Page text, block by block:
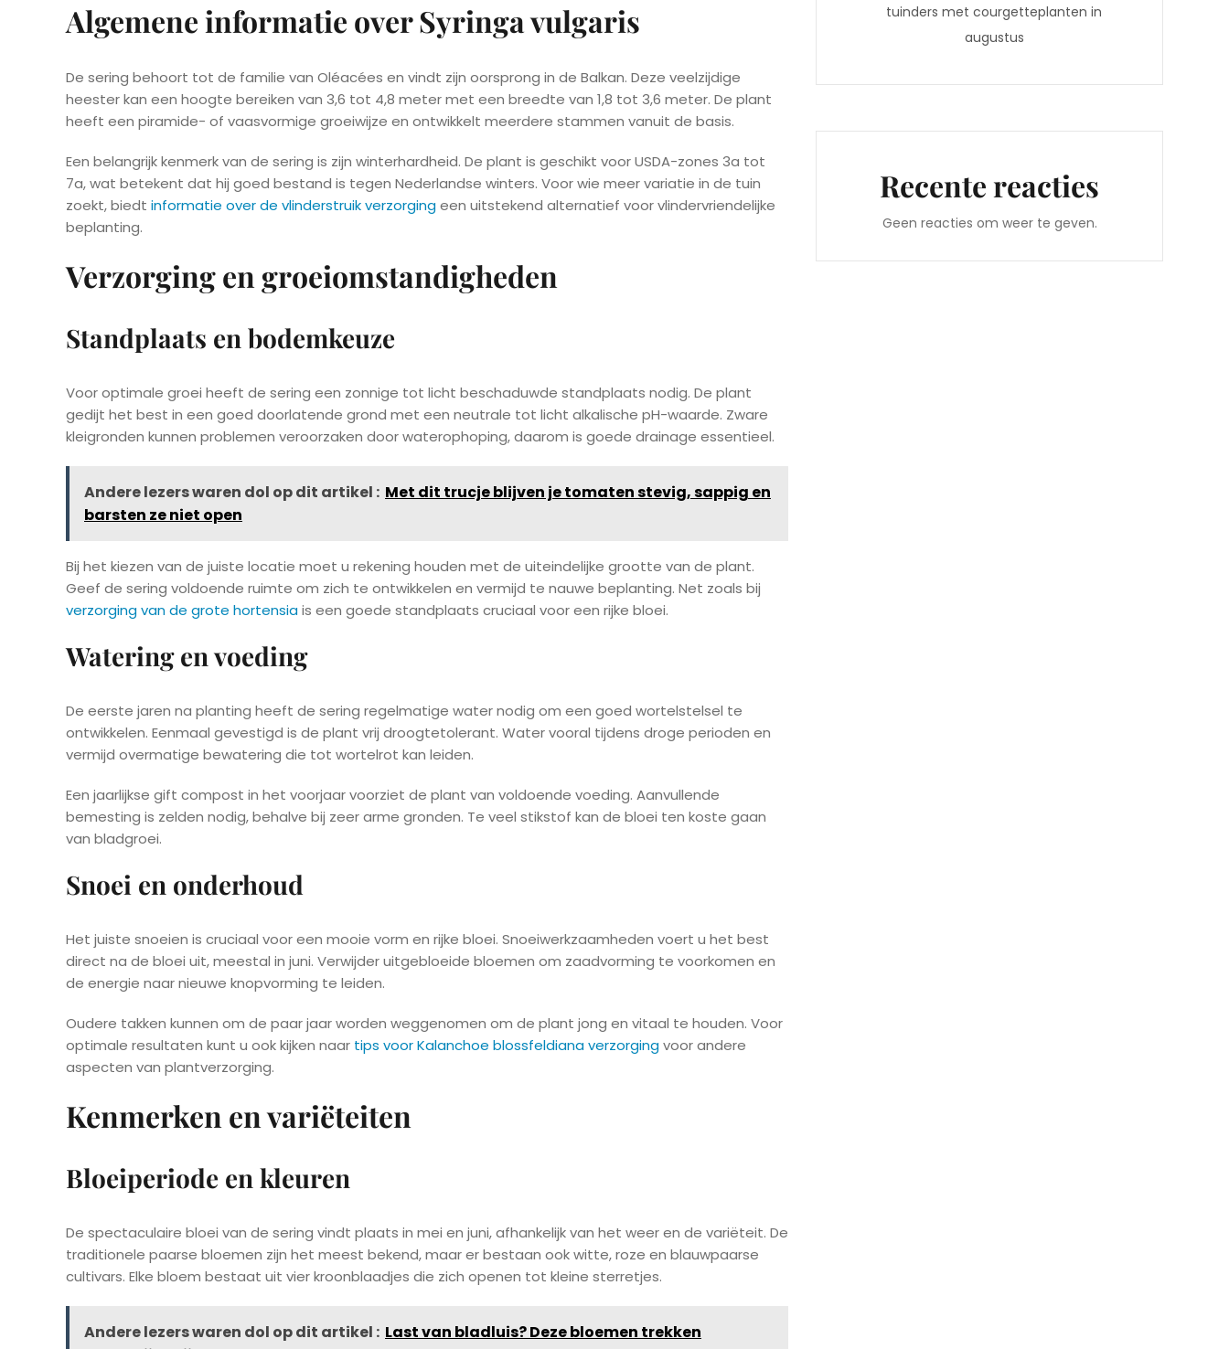
Algemene informatie over Syringa vulgaris
De sering behoort tot de familie van Oléacées en vindt zijn oorsprong in de Balkan. Deze veelzijdige
heester kan een hoogte bereiken van 3,6 tot 4,8 meter met een breedte van 1,8 tot 3,6 meter. De plant
heeft een piramide- of vaasvormige groeiwijze en ontwikkelt meerdere stammen vanuit de basis.
Een belangrijk kenmerk van de sering is zijn winterhardheid. De plant is geschikt voor USDA-zones 3a tot
7a, wat betekent dat hij goed bestand is tegen Nederlandse winters. Voor wie meer variatie in de tuin
zoekt, biedt informatie over de vlinderstruik verzorgingeen uitstekend alternatief voor vlindervriendelijke
beplanting.
Verzorging en groeiomstandigheden
Standplaats en bodemkeuze
Voor optimale groei heeft de sering een zonnige tot licht beschaduwde standplaats nodig. De plant
gedijt het best in een goed doorlatende grond met een neutrale tot licht alkalische pH-waarde. Zware
kleigronden kunnen problemen veroorzaken door waterophoping, daarom is goede drainage essentieel.
Andere lezers waren dol op dit artikel : Met dit trucje blijven je tomaten stevig, sappig en
barsten ze niet open
Bij het kiezen van de juiste locatie moet u rekening houden met de uiteindelijke grootte van de plant.
Geef de sering voldoende ruimte om zich te ontwikkelen en vermijd te nauwe beplanting. Net zoals bij
verzorging van de grote hortensiais een goede standplaats cruciaal voor een rijke bloei.
Watering en voeding
De eerste jaren na planting heeft de sering regelmatige water nodig om een goed wortelstelsel te
ontwikkelen. Eenmaal gevestigd is de plant vrij droogtetolerant. Water vooral tijdens droge perioden en
vermijd overmatige bewatering die tot wortelrot kan leiden.
Een jaarlijkse gift compost in het voorjaar voorziet de plant van voldoende voeding. Aanvullende
bemesting is zelden nodig, behalve bij zeer arme gronden. Te veel stikstof kan de bloei ten koste gaan
van bladgroei.
Snoei en onderhoud
Het juiste snoeien is cruciaal voor een mooie vorm en rijke bloei. Snoeiwerkzaamheden voert u het best
direct na de bloei uit, meestal in juni. Verwijder uitgebloeide bloemen om zaadvorming te voorkomen en
de energie naar nieuwe knopvorming te leiden.
Oudere takken kunnen om de paar jaar worden weggenomen om de plant jong en vitaal te houden. Voor
optimale resultaten kunt u ook kijken naar tips voor Kalanchoe blossfeldiana verzorgingvoor andere
aspecten van plantverzorging.
Kenmerken en variëteiten
Bloeiperiode en kleuren
De spectaculaire bloei van de sering vindt plaats in mei en juni, afhankelijk van het weer en de variëteit. De
traditionele paarse bloemen zijn het meest bekend, maar er bestaan ook witte, roze en blauwpaarse
cultivars. Elke bloem bestaat uit vier kroonblaadjes die zich openen tot kleine sterretjes.
Andere lezers waren dol op dit artikel : Last van bladluis? Deze bloemen trekken
tuinders met courgetteplanten in
augustus
Recente reacties
Geen reacties om weer te geven.